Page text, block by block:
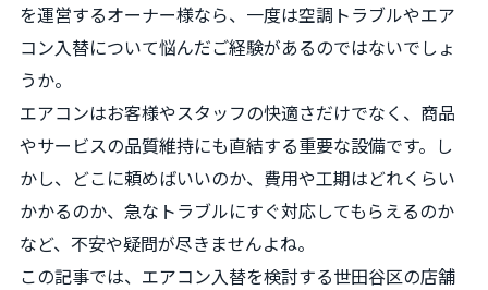
を運営するオーナー様なら、一度は空調トラブルやエア
コン入替について悩んだご経験があるのではないでしょ
うか。
エアコンはお客様やスタッフの快適さだけでなく、商品
やサービスの品質維持にも直結する重要な設備です。し
かし、どこに頼めばいいのか、費用や工期はどれくらい
かかるのか、急なトラブルにすぐ対応してもらえるのか
など、不安や疑問が尽きませんよね。
この記事では、エアコン入替を検討する世田谷区の店舗